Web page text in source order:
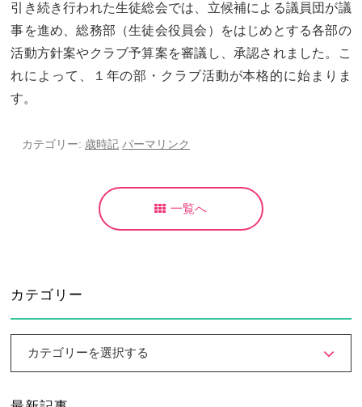
1年留学の留学先 本校の姉妹校・友好校
入試関連情報
学校説明会等イベント情報
アクセス
引き続き行われた生徒総会では、立候補による議員団が議
事を進め、総務部（生徒会役員会）をはじめとする各部の
活動方針案やクラブ予算案を審議し、承認されました。こ
れによって、１年の部・クラブ活動が本格的に始まりま
す。
カテゴリー: 歳時記 パーマリンク
一覧へ
カテゴリー
カテゴリーを選択する